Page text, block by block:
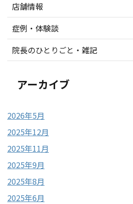
店舗情報
症例・体験談
院長のひとりごと・雑記
アーカイブ
2026年5月
2025年12月
2025年11月
2025年9月
2025年8月
2025年6月